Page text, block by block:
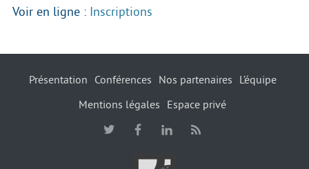
Voir en ligne : Inscriptions
Présentation Conférences Nos partenaires
L’équipe
Mentions légales
Espace privé